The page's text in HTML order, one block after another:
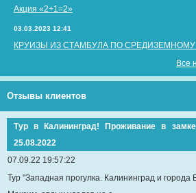
Акция «2+1=2»
03.03.2023 12:41
КРУИЗЫ ИЗ СТАМБУЛА ПО
Все
Отзывы клиентов
Тур в Калининград! Проживание в
25.08.2022
07.09.22 19:57:22
Тур "Западная прогулка. Калининград и города